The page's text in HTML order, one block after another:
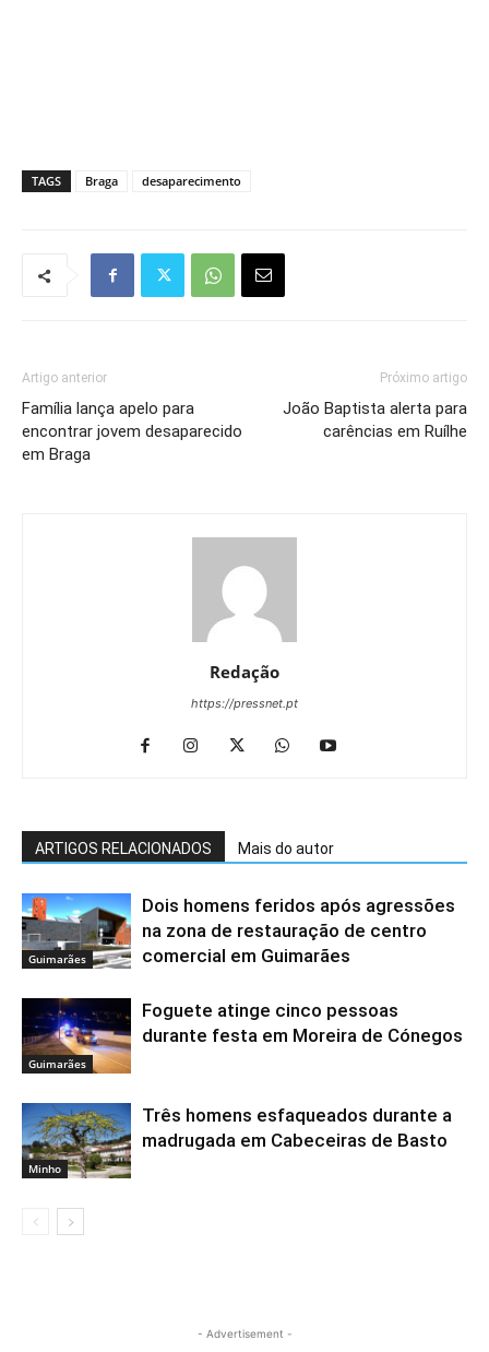
TAGS Braga desaparecimento
Artigo anterior
Família lança apelo para
encontrar jovem desaparecido
em Braga
Próximo artigo
João Baptista alerta para
carências em Ruílhe
Redação
https://pressnet.pt
ARTIGOS RELACIONADOS Mais do autor
Guimarães
Dois homens feridos após agressões
na zona de restauração de centro
comercial em Guimarães
Guimarães
Foguete atinge cinco pessoas
durante festa em Moreira de Cónegos
Minho
Três homens esfaqueados durante a
madrugada em Cabeceiras de Basto
- Advertisement -